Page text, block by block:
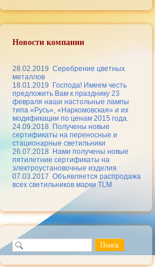
Новости компании
28.02.2019 Серебрение цветных
металлов
18.01.2019
Господа! Имеем честь
предложить Вам к празднику 23
февраля наши настольные лампы
типа «Русь», «Наркомовская» и их
модификации по ценам 2015 года.
24.09.2018
Получены новые
сертификаты на переносные и
стационарные светильники
26.07.2018
Нами получены новые
пятилетние сертификаты на
электроустановочные изделия
07.03.2017 Объявляется распродажа
всех светильников марки TLM